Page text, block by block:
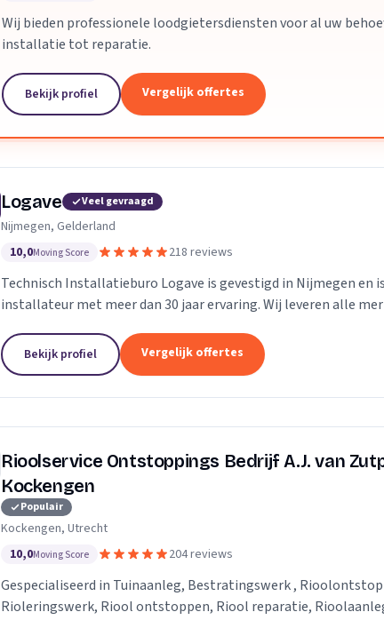
Wij bieden professionele loodgietersdiensten voor al uw
installatie tot reparatie.
Bekijk profiel Vergelijk offertes
Logave Veel gevraagd
Nijmegen, Gelderland
10,0Moving Score 218 reviews
Technisch Installatieburo Logave is gevestigd in Nijmegen en
installateur met meer dan 30 jaar ervaring. Wij leveren alle
Bekijk profiel Vergelijk offertes
Rioolservice Ontstoppings Bedrijf A.J. van
Kockengen
Populair
Kockengen, Utrecht
10,0Moving Score 204 reviews
Gespecialiseerd in Tuinaanleg, Bestratingswerk ,
Rioleringswerk, Riool ontstoppen, Riool reparatie,